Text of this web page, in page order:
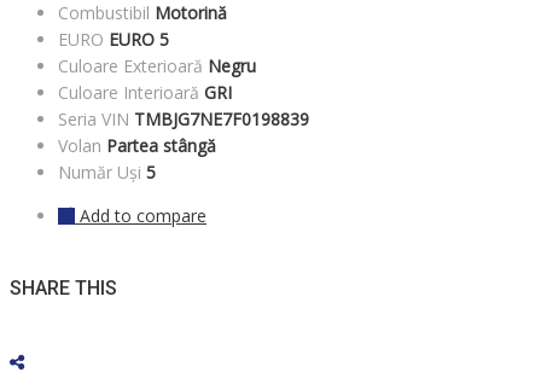
Combustibil Motorină
EURO EURO 5
Culoare Exterioară Negru
Culoare Interioară GRI
Seria VIN TMBJG7NE7F0198839
Volan Partea stângă
Număr Uși 5
Add to compare
SHARE THIS